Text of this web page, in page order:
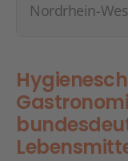
Nordrhein-